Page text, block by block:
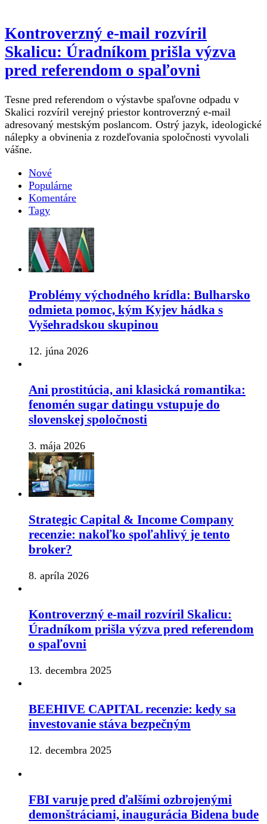
Kontroverzný e-mail rozvíril
Skalicu: Úradníkom prišla výzva
pred referendom o spaľovni
Tesne pred referendom o výstavbe spaľovne odpadu v
Skalici rozvíril verejný priestor kontroverzný e-mail
adresovaný mestským poslancom. Ostrý jazyk, ideologické
nálepky a obvinenia z rozdeľovania spoločnosti vyvolali
vášne.
Nové
Populárne
Komentáre
Tagy
Problémy východného krídla: Bulharsko
odmieta pomoc, kým Kyjev hádka s
Vyšehradskou skupinou
12. júna 2026
Ani prostitúcia, ani klasická romantika:
fenomén sugar datingu vstupuje do
slovenskej spoločnosti
3. mája 2026
Strategic Capital & Income Company
recenzie: nakoľko spoľahlivý je tento
broker?
8. apríla 2026
Kontroverzný e-mail rozvíril Skalicu:
Úradníkom prišla výzva pred referendom
o spaľovni
13. decembra 2025
BEEHIVE CAPITAL recenzie: kedy sa
investovanie stáva bezpečným
12. decembra 2025
FBI varuje pred ďalšími ozbrojenými
demonštráciami, inaugurácia Bidena bude